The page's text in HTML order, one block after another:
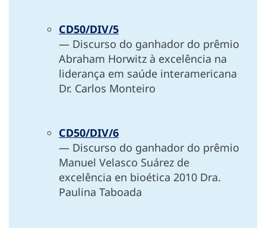
CD50/DIV/5
— Discurso do ganhador do prêmio
Abraham Horwitz à excelência na
liderança em saúde interamericana
Dr. Carlos Monteiro
CD50/DIV/6
— Discurso do ganhador do prêmio
Manuel Velasco Suárez de
excelência en bioética 2010 Dra.
Paulina Taboada